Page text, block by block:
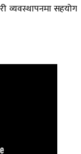
व्यवस्थापनमा सहयोग